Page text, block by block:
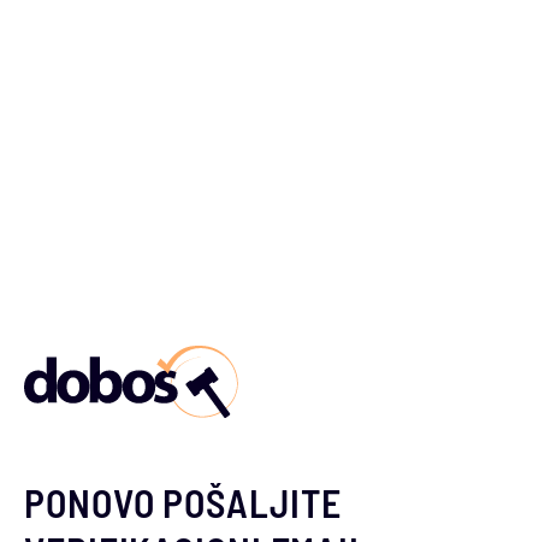
PONOVO POŠALJITE